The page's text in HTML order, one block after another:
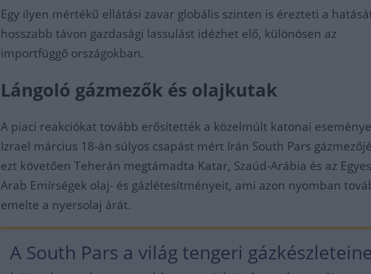
Egy ilyen mértékű ellátási zavar globális szinten is érezteti a
hosszabb távon gazdasági lassulást idézhet elő, különösen az
importfüggő országokban.
Lángoló gázmezők és olajkutak
A piaci reakciókat tovább erősítették a közelmúlt katonai
Izrael március 18-án súlyos csapást mért Irán South Pars
ezt követően Teherán megtámadta Katar, Szaúd-Arábia és az
Arab Emírségek olaj- és gázlétesítményeit, ami azon nyomban
emelte a nyersolaj árát.
A South Pars a világ tengeri